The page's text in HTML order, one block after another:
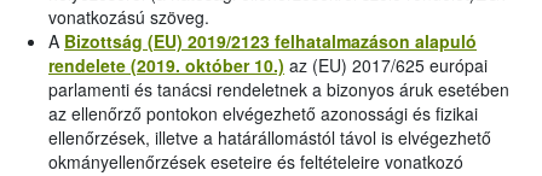
vonatkozású szöveg.
A Bizottság (EU) 2019/2123 felhatalmazáson alapuló
rendelete (2019. október 10.) az (EU) 2017/625 európai
parlamenti és tanácsi rendeletnek a bizonyos áruk esetében
az ellenőrző pontokon elvégezhető azonossági és fizikai
ellenőrzések, illetve a határállomástól távol is elvégezhető
okmányellenőrzések eseteire és feltételeire vonatkozó